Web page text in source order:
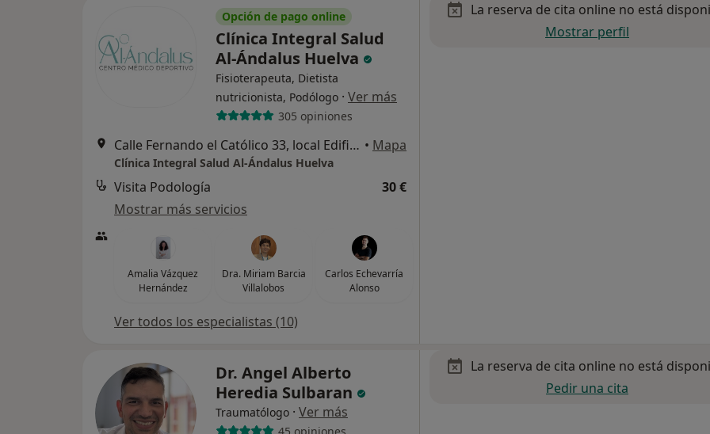
Opción de pago online
Clínica Integral Salud
Al-Ándalus Huelva
Fisioterapeuta, Dietista
nutricionista, Podólogo · Ver más
305 opiniones
Calle Fernando el Católico 33, local Edificio Colón, Huelva • Mapa
Clínica Integral Salud Al-Ándalus Huelva
Visita Podología
30 €
Mostrar más servicios
Amalia Vázquez
Hernández
Dra. Miriam Barcia
Villalobos
Carlos Echevarría
Alonso
Ver todos los especialistas (10)
La reserva de cita online no está
Mostrar perfil
Dr. Angel Alberto
Heredia Sulbaran
Traumatólogo · Ver más
La reserva de cita online no está
Pedir una cita